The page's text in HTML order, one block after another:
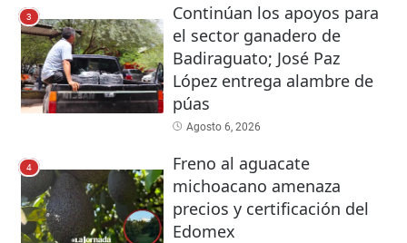
3
Continúan los apoyos para
el sector ganadero de
Badiraguato; José Paz
López entrega alambre de
púas
Agosto 6, 2026
4
Freno al aguacate
michoacano amenaza
precios y certificación del
Edomex